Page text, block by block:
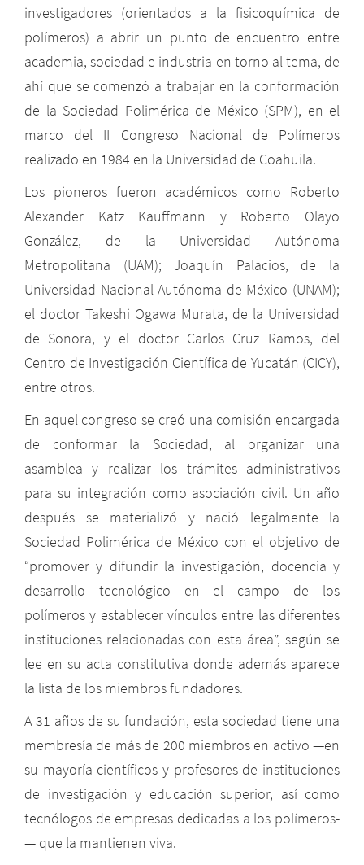
investigadores (orientados a la fisicoquímica de
polímeros) a abrir un punto de encuentro entre
academia, sociedad e industria en torno al tema, de
ahí que se comenzó a trabajar en la conformación
de la Sociedad Polimérica de México (SPM), en el
marco del II Congreso Nacional de Polímeros
realizado en 1984 en la Universidad de Coahuila.
Los pioneros fueron académicos como Roberto
Alexander Katz Kauffmann y Roberto Olayo
González, de la Universidad Autónoma
Metropolitana (UAM); Joaquín Palacios, de la
Universidad Nacional Autónoma de México (UNAM);
el doctor Takeshi Ogawa Murata, de la Universidad
de Sonora, y el doctor Carlos Cruz Ramos, del
Centro de Investigación Científica de Yucatán (CICY),
entre otros.
En aquel congreso se creó una comisión encargada
de conformar la Sociedad, al organizar una
asamblea y realizar los trámites administrativos
para su integración como asociación civil. Un año
después se materializó y nació legalmente la
Sociedad Polimérica de México con el objetivo de
“promover y difundir la investigación, docencia y
desarrollo tecnológico en el campo de los
polímeros y establecer vínculos entre las diferentes
instituciones relacionadas con esta área”, según se
lee en su acta constitutiva donde además aparece
la lista de los miembros fundadores.
A 31 años de su fundación, esta sociedad tiene una
membresía de más de 200 miembros en activo —en
su mayoría científicos y profesores de instituciones
de investigación y educación superior, así como
tecnólogos de empresas dedicadas a los polímeros-
— que la mantienen viva.